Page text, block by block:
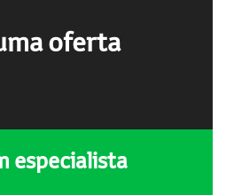
oferta
especialista